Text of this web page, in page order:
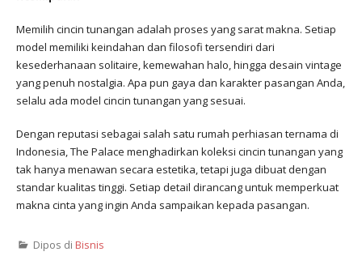
Memilih cincin tunangan adalah proses yang sarat makna. Setiap
model memiliki keindahan dan filosofi tersendiri dari
kesederhanaan solitaire, kemewahan halo, hingga desain vintage
yang penuh nostalgia. Apa pun gaya dan karakter pasangan Anda,
selalu ada model cincin tunangan yang sesuai.
Dengan reputasi sebagai salah satu rumah perhiasan ternama di
Indonesia, The Palace menghadirkan koleksi cincin tunangan yang
tak hanya menawan secara estetika, tetapi juga dibuat dengan
standar kualitas tinggi. Setiap detail dirancang untuk memperkuat
makna cinta yang ingin Anda sampaikan kepada pasangan.
Dipos di Bisnis